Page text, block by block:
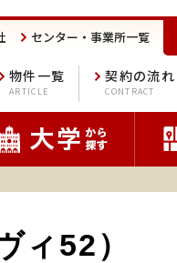
センター・事業所一覧
契約の流れ
CONTRACT
物件一覧
ARTICLE
ィ52）